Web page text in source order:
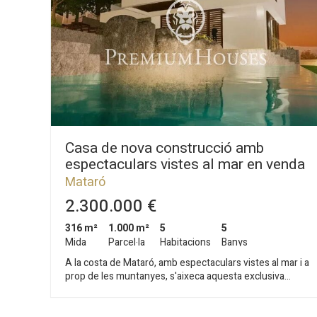
comunicació amb Barcelona és molt comoda per
l'autopista C/32 i també amb tren, atès que l'estació la
tenim a cinc minuts de la propietat. Prop de tots els
serveis, col·legis, zona comercial i molt prop del centre
historic de Mataró
Casa de nova construcció amb
espectaculars vistes al mar en venda
a Mataró
Mataró
2.300.000 €
316 m²
Mida
1.000 m²
Parcel·la
5
Habitacions
5
Banys
A la costa de Mataró, amb espectaculars vistes al mar i a
prop de les muntanyes, s'aixeca aquesta exclusiva